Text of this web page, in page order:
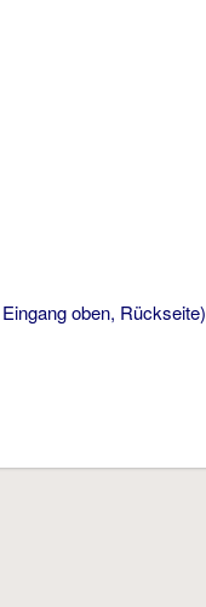
oben, Rückseite)